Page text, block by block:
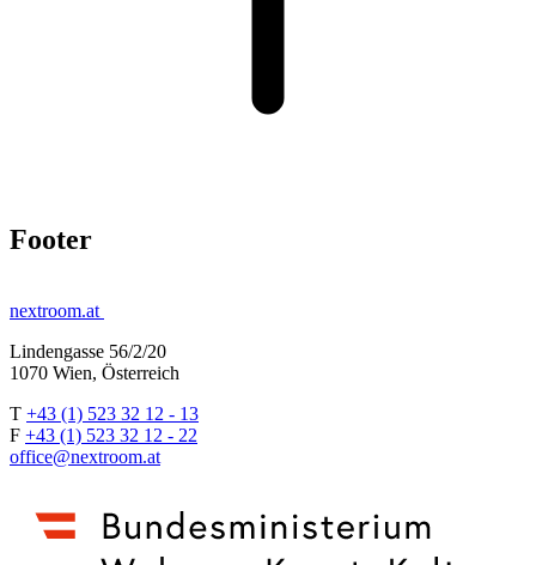
Footer
nextroom.at
Lindengasse 56/2/20
1070 Wien, Österreich
T +43 (1) 523 32 12 - 13
F +43 (1) 523 32 12 - 22
office@nextroom.at